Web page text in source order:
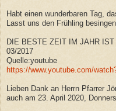
Habt einen wunderbaren Tag,
Lasst uns den Frühling
DIE BESTE ZEIT IM JAHR
03/2017
Quelle:youtube
https://www.youtube.com/
Lieben Dank an Herrn Pfarrer
auch am 23. April 2020,